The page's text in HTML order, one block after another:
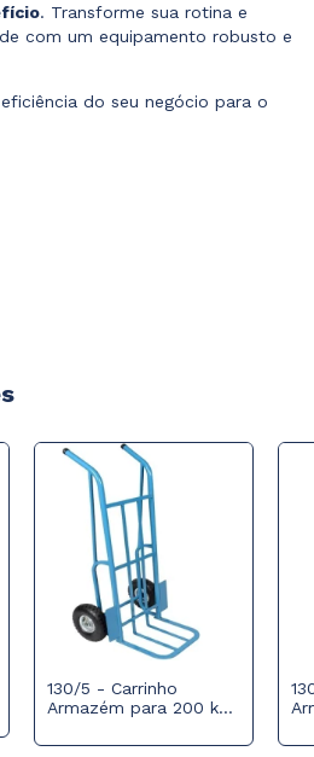
. Transforme sua rotina e
com um equipamento robusto e
do seu negócio para o
130/5 - Carrinho
Armazém para 200 kg
350x4